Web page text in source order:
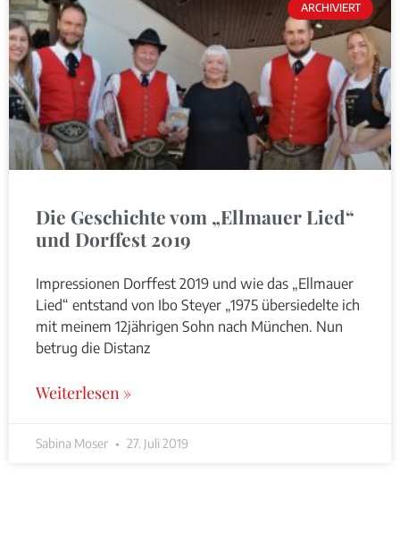
ARCHIVIERT
Die Geschichte vom „Ellmauer Lied“
und Dorffest 2019
Impressionen Dorffest 2019 und wie das „Ellmauer
Lied“ entstand von Ibo Steyer „1975 übersiedelte ich
mit meinem 12jährigen Sohn nach München. Nun
betrug die Distanz
Weiterlesen »
Sabina Moser 27. Juli 2019